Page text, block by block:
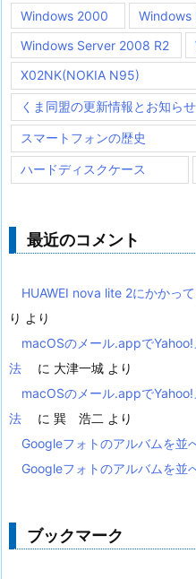
Windows 2000 Windows
Windows Server 2008 R2
X02NK(NOKIA N95)
くま同盟の更新情報とお知らせ
スマートフォンの歴史
ハードディスクケース
最近のコメント
HUAWEI nova lite 2にかかっ
り より
macOSのメール.appで
法
に 大津一城 より
macOSのメール.appで
法
に 巽 浩二 より
Googleフォトのアルバムを並
Googleフォトのアルバムを並
ブックマーク